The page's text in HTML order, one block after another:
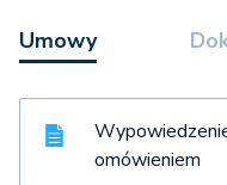
Umowy
omówieniem